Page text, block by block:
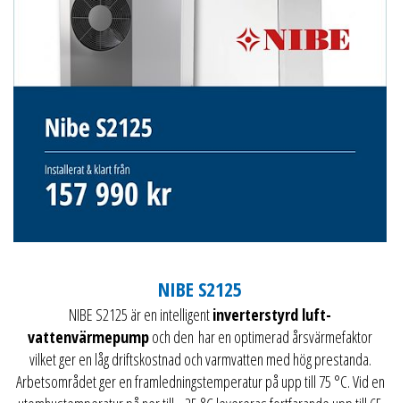
NIBE S2125
NIBE S2125 är en intelligentinverterstyrd luft-
vattenvärmepumpoch den har en optimerad årsvärmefaktor
vilket ger en låg driftskostnad och varmvatten med hög prestanda.
Arbetsområdet ger en framledningstemperatur på upp till 75 °C. Vid en